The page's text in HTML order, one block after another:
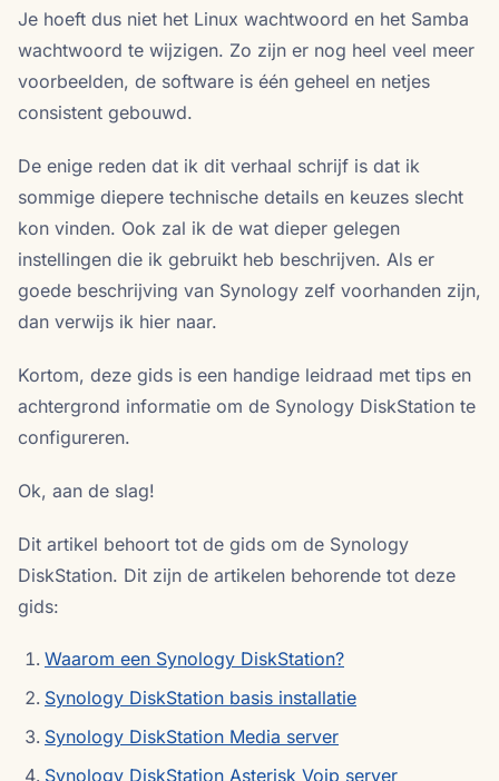
Je hoeft dus niet het Linux wachtwoord en het Samba
wachtwoord te wijzigen. Zo zijn er nog heel veel meer
voorbeelden, de software is één geheel en netjes
consistent gebouwd.
De enige reden dat ik dit verhaal schrijf is dat ik
sommige diepere technische details en keuzes slecht
kon vinden. Ook zal ik de wat dieper gelegen
instellingen die ik gebruikt heb beschrijven. Als er
goede beschrijving van Synology zelf voorhanden zijn,
dan verwijs ik hier naar.
Kortom, deze gids is een handige leidraad met tips en
achtergrond informatie om de Synology DiskStation te
configureren.
Ok, aan de slag!
Dit artikel behoort tot de gids om de Synology
DiskStation. Dit zijn de artikelen behorende tot deze
gids:
Waarom een Synology DiskStation?
Synology DiskStation basis installatie
Synology DiskStation Media server
Synology DiskStation Asterisk Voip server